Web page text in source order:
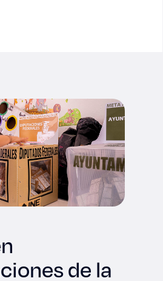
de la